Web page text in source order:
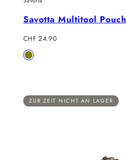
Savotta Multitool Pouch
Regulärer
Preis
CHF 24.90
Verfügbar
Olive
ZUR ZEIT NICHT AN LAGER